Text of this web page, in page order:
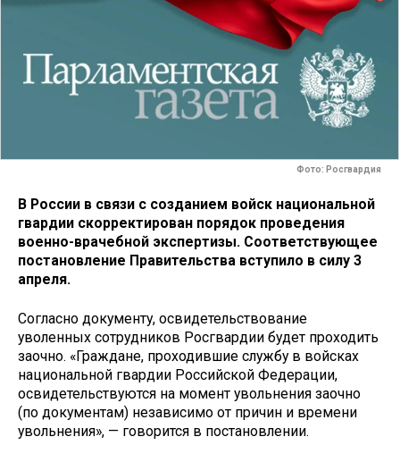
Фото: Росгвардия
В России в связи с созданием войск национальной
гвардии скорректирован порядок проведения
военно-врачебной экспертизы. Соответствующее
постановление Правительства вступило в силу 3
апреля.
Согласно документу, освидетельствование
уволенных сотрудников Росгвардии будет проходить
заочно. «Граждане, проходившие службу в войсках
национальной гвардии Российской Федерации,
освидетельствуются на момент увольнения заочно
(по документам) независимо от причин и времени
увольнения», — говорится в постановлении.